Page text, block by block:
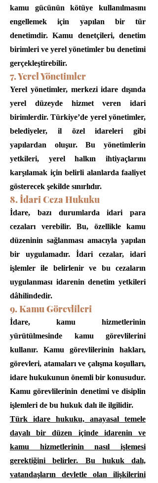
kamu gücünün kötüye kullanılmasını
engellemek için yapılan bir tür
denetimdir. Kamu denetçileri, denetim
birimleri ve yerel yönetimler bu denetimi
gerçekleştirebilir.
7. Yerel Yönetimler
Yerel yönetimler, merkezi idare dışında
yerel düzeyde hizmet veren idari
birimlerdir. Türkiye’de yerel yönetimler,
belediyeler, il özel idareleri gibi
yapılardan oluşur. Bu yönetimlerin
yetkileri, yerel halkın ihtiyaçlarını
karşılamak için belirli alanlarda faaliyet
gösterecek şekilde sınırlıdır.
8. İdari Ceza Hukuku
İdare, bazı durumlarda idari para
cezaları verebilir. Bu, özellikle kamu
düzeninin sağlanması amacıyla yapılan
bir uygulamadır. İdari cezalar, idari
işlemler ile belirlenir ve bu cezaların
uygulanması idarenin denetim yetkileri
dâhilindedir.
9. Kamu Görevlileri
İdare, kamu hizmetlerinin
yürütülmesinde kamu görevlilerini
kullanır. Kamu görevlilerinin hakları,
görevleri, atamaları ve çalışma koşulları,
idare hukukunun önemli bir konusudur.
Kamu görevlilerinin denetimi ve disiplin
işlemleri de bu hukuk dalı ile ilgilidir.
Türk idare hukuku, anayasal temele
dayalı bir düzen içinde idarenin ve
kamu hizmetlerinin nasıl işlemesi
gerektiğini belirler. Bu hukuk dalı,
vatandaşların devletle olan ilişkilerini